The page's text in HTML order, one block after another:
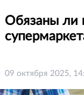
Обязаны ли
09 октября 2025,